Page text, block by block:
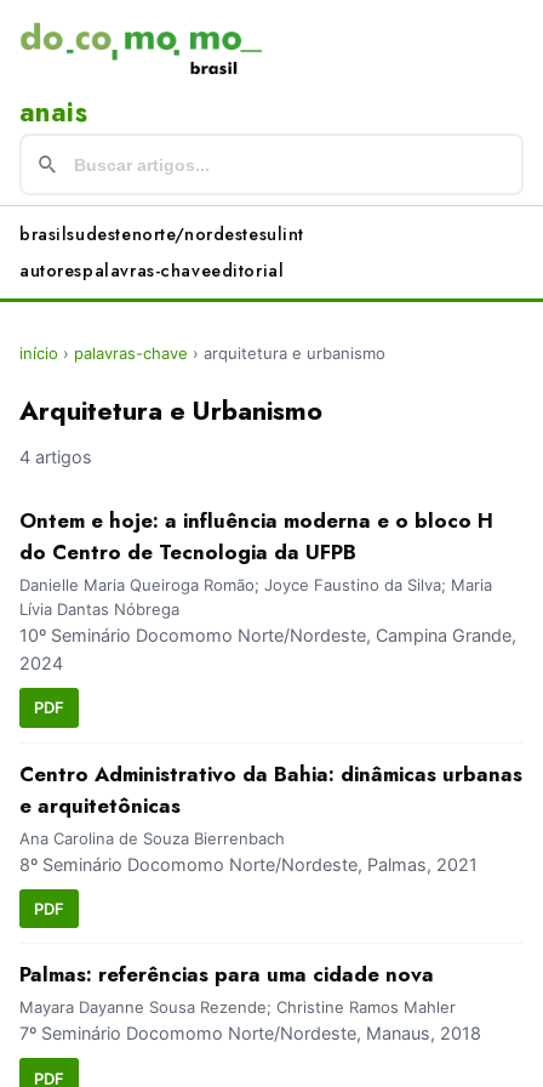
anais
brasilsudestenorte/nordestesulint
autorespalavras-chaveeditorial
início › palavras-chave › arquitetura e urbanismo
Arquitetura e Urbanismo
4 artigos
Ontem e hoje: a influência moderna e o bloco H
do Centro de Tecnologia da UFPB
Danielle Maria Queiroga Romão; Joyce Faustino da Silva; Maria
Lívia Dantas Nóbrega
10º Seminário Docomomo Norte/Nordeste, Campina Grande,
2024
PDF
Centro Administrativo da Bahia: dinâmicas urbanas
e arquitetônicas
Ana Carolina de Souza Bierrenbach
8º Seminário Docomomo Norte/Nordeste, Palmas, 2021
PDF
Palmas: referências para uma cidade nova
Mayara Dayanne Sousa Rezende; Christine Ramos Mahler
7º Seminário Docomomo Norte/Nordeste, Manaus, 2018
PDF